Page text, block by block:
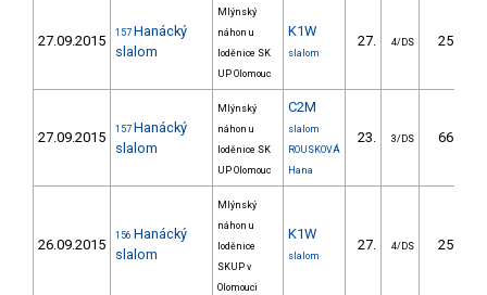
27.09.2015 157 Hanácký
slalom
Mlýnský
náhon u
loděnice SK
UP Olomouc
K1W
slalom
27. 4/DS 25.20
27.09.2015 157 Hanácký
slalom
Mlýnský
náhon u
loděnice SK
UP Olomouc
C2M
slalom
ROUSKOVÁ
Hana
23. 3/DS 66.40
26.09.2015
156 Hanácký
slalom
Mlýnský
náhon u
loděnice
SKUP v
Olomouci
K1W
slalom
27. 4/DS 25.80